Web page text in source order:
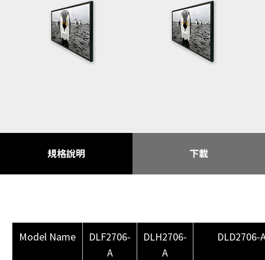
規格說明 下載
Model Name
DLF2706-
A
DLH2706-
A
DLD2706-